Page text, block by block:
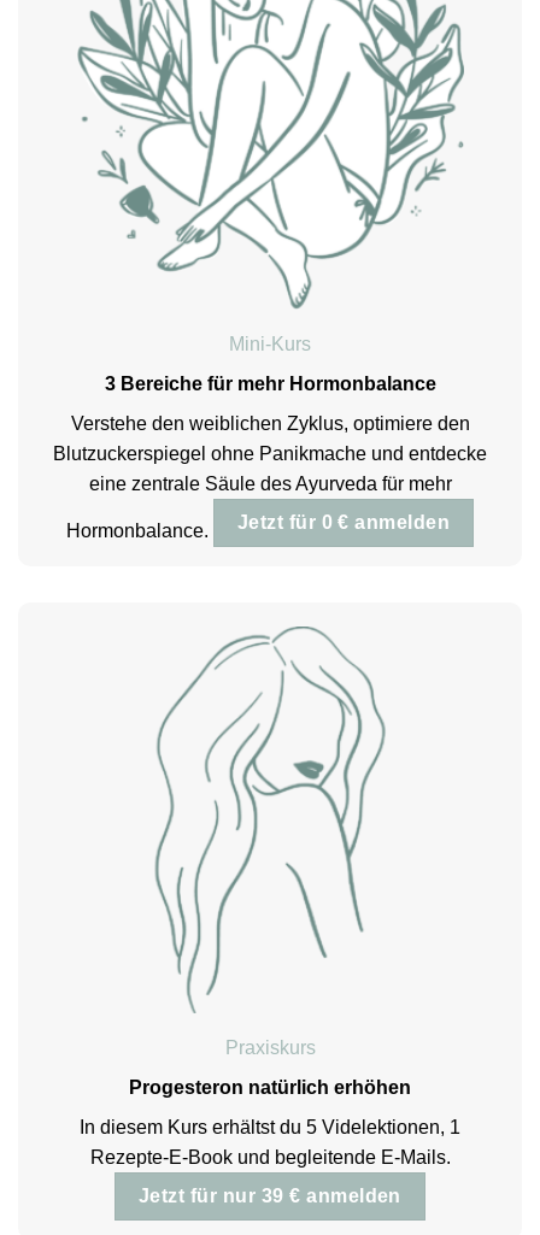
Mini-Kurs
3 Bereiche für mehr Hormonbalance
Verstehe den weiblichen Zyklus, optimiere den
Blutzuckerspiegel ohne Panikmache und entdecke
eine zentrale Säule des Ayurveda für mehr
Hormonbalance. Jetzt für 0 € anmelden
Praxiskurs
Progesteron natürlich erhöhen
In diesem Kurs erhältst du 5 Videlektionen, 1
Rezepte-E-Book und begleitende E-Mails.
Jetzt für nur 39 € anmelden